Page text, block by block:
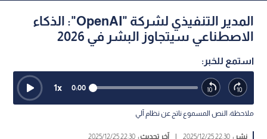
المدير التنفيذي لشركة "OpenAI": الذكاء
الاصطناعي سيتجاوز البشر في 2026
استمع للخبر:
0:00
1x
ملاحظة: النص المسموع ناتج عن نظام آلي
نشر :22:30 2025/12/25
| آخر تحديث :22:30 2025/12/25